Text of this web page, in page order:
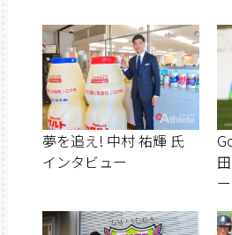
夢を追え! 中村 祐輝 氏
インタビュー
ー